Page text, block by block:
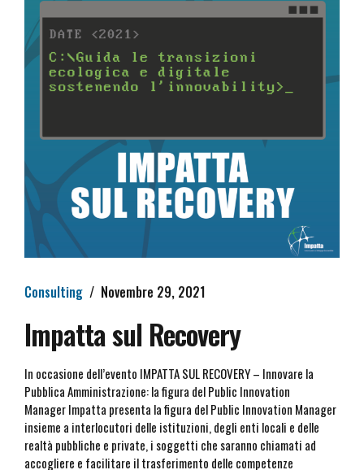
Consulting Novembre 29, 2021
Impatta sul Recovery
In occasione dell’evento IMPATTA SUL RECOVERY – Innovare la
Pubblica Amministrazione: la figura del Public Innovation
Manager Impatta presenta la figura del Public Innovation Manager
insieme a interlocutori delle istituzioni, degli enti locali e delle
realtà pubbliche e private, i soggetti che saranno chiamati ad
accogliere e facilitare il trasferimento delle competenze